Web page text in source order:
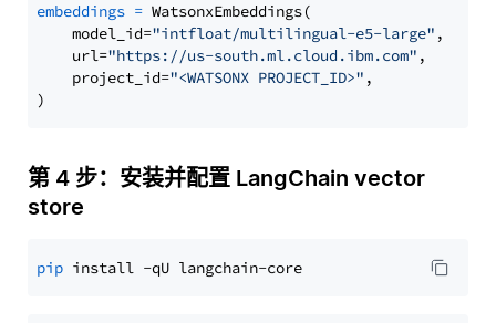
embeddings = WatsonxEmbeddings(
    model_id=
"intfloat/multilingual-e5-large" ,
    url=
"https://us-south.ml.cloud.ibm.com" ,
    project_id=
"<WATSONX PROJECT_ID>" ,
第 4 步：安装并配置 LangChain vector
store
pip